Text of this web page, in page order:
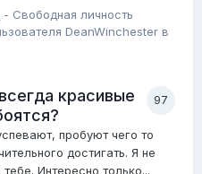
- Свободная личность
DeanWinchester в
97
красивые
пробуют чего то
достигать. Я не
Интересно только...